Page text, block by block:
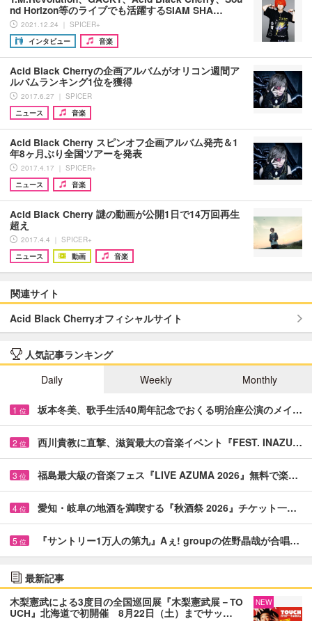
nd Horizon等のライブでも活躍するSIAM SHA…
2021.12.24 ｜ SPICER+
インタビュー
音楽
Acid Black Cherryの企画アルバムがオリコン週間ア
ルバムランキング1位を獲得
2017.6.27 ｜ SPICER
ニュース
音楽
Acid Black Cherry スピンオフ企画アルバム発売＆1
年8ヶ月ぶり全国ツアーを発表
2017.4.17 ｜ SPICER+
ニュース
音楽
Acid Black Cherry 謎の動画が公開1日で14万回再生
超え
2017.4.4 ｜ SPICER+
ニュース
動画 音楽
関連サイト
Acid Black Cherryオフィシャルサイト
人気記事ランキング
Daily
Weekly Monthly
1 位 坂本冬美、歌手生活40周年記念でおくる明治座公演のメイ…
2 位 西川貴教に直撃、滋賀最大の音楽イベント『FEST. INAZU…
3 位 福島最大級の音楽フェス『LIVE AZUMA 2026』無料で楽…
4 位 愛知・岐阜の地酒を満喫する『秋酒祭 2026』チケット一…
5 位 『サントリー1万人の第九』Aぇ! groupの佐野晶哉が合唱…
最新記事
木梨憲武による3度目の全国巡回展『木梨憲武展－TO
UCH』北海道で初開催 8月22日（土）までサッ…
NEW